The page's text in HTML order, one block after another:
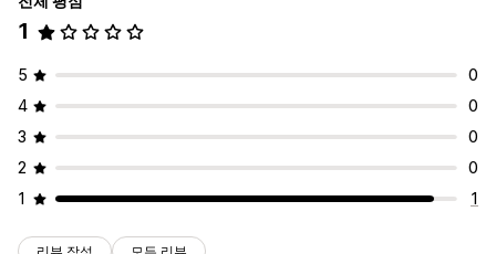
1
5
0
4
0
3
0
2
0
1
1